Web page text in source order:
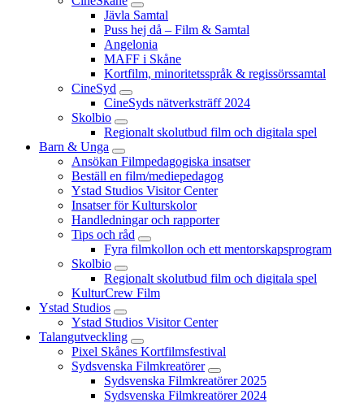
Jävla Samtal
Puss hej då – Film & Samtal
Angelonia
MAFF i Skåne
Kortfilm, minoritetsspråk & regissörssamtal
CineSyd
CineSyds nätverksträff 2024
Skolbio
Regionalt skolutbud film och digitala spel
Barn & Unga
Ansökan Filmpedagogiska insatser
Beställ en film/mediepedagog
Ystad Studios Visitor Center
Insatser för Kulturskolor
Handledningar och rapporter
Tips och råd
Fyra filmkollon och ett mentorskapsprogram
Skolbio
Regionalt skolutbud film och digitala spel
KulturCrew Film
Ystad Studios
Ystad Studios Visitor Center
Talangutveckling
Pixel Skånes Kortfilmsfestival
Sydsvenska Filmkreatörer
Sydsvenska Filmkreatörer 2025
Sydsvenska Filmkreatörer 2024